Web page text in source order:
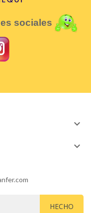
sociales
keyboard_arrow_down
keyboard_arrow_down